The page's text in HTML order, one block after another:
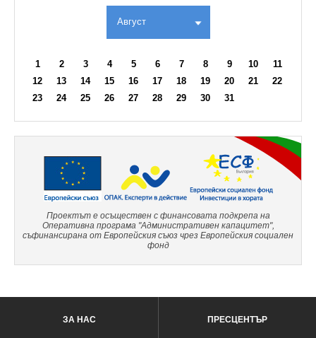
Август
1 2 3 4 5 6 7 8 9 10
11
12
13 14 15 16 17 18 19 20 21
22
23
24 25 26 27 28 29 30 31
Проектът е осъществен с финансовата подкрепа на
Оперативна програма "Административен капацитет",
съфинансирана от Европейския съюз чрез Европейския социален
фонд
ЗА НАС ПРЕСЦЕНТЪР